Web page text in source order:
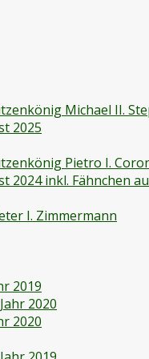
Michael II.
2025
Pietro I.
2024 inkl. Fähnchen
I. Zimmermann
2019
2020
2020